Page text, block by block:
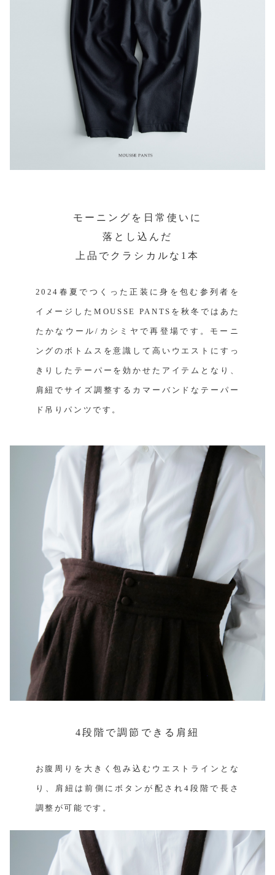
モーニングを日常使いに
落とし込んだ
上品でクラシカルな1本
2024春夏でつくった正装に身を包む参列者を
イメージしたMOUSSE PANTSを秋冬ではあた
たかなウール/カシミヤで再登場です。モーニ
ングのボトムスを意識して高いウエストにすっ
きりしたテーパーを効かせたアイテムとなり、
肩紐でサイズ調整するカマーバンドなテーパー
ド吊りパンツです。
4段階で調節できる肩紐
お腹周りを大きく包み込むウエストラインとな
り、肩紐は前側にボタンが配され4段階で長さ
調整が可能です。